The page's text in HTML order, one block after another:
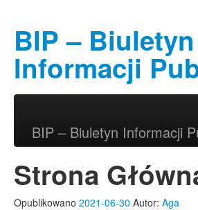
BIP – Biuletyn
Informacji
BIP – Biuletyn Informacji
Strona
Opublikowano 2021-06-30 Autor: Aga